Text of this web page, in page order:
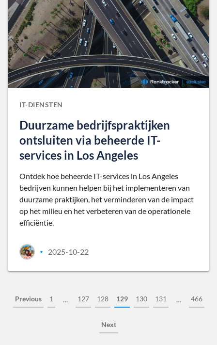
IT-DIENSTEN
Duurzame bedrijfspraktijken
ontsluiten via beheerde IT-
services in Los Angeles
Ontdek hoe beheerde IT-services in Los Angeles
bedrijven kunnen helpen bij het implementeren van
duurzame praktijken, het verminderen van de impact
op het milieu en het verbeteren van de operationele
efficiëntie.
• 2025-10-22
Previous 1 … 127 128 129 130 131 … 466
Next